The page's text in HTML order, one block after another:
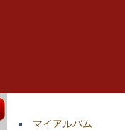
マイアルバム